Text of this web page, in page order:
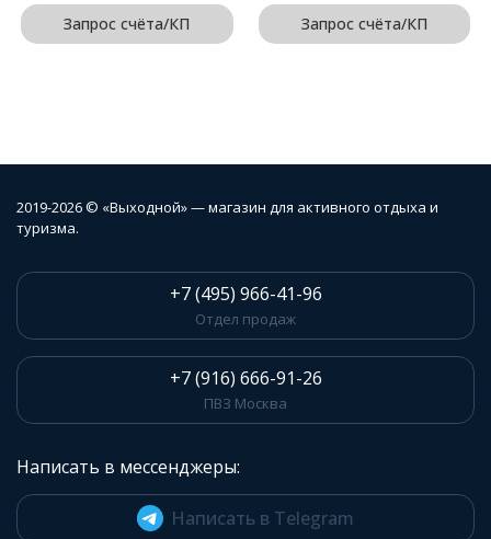
Запрос счёта/КП Запрос счёта/КП
2019-2026 © «Выходной» — магазин для активного отдыха и
туризма.
+7 (495) 966-41-96
Отдел продаж
+7 (916) 666-91-26
ПВЗ Москва
Написать в мессенджеры:
Написать в Telegram